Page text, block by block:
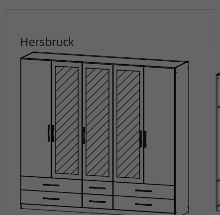
Hersbruck